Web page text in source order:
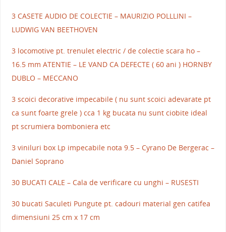
3 CASETE AUDIO DE COLECTIE – MAURIZIO POLLLINI –
LUDWIG VAN BEETHOVEN
3 locomotive pt. trenulet electric / de colectie scara ho –
16.5 mm ATENTIE – LE VAND CA DEFECTE ( 60 ani ) HORNBY
DUBLO – MECCANO
3 scoici decorative impecabile ( nu sunt scoici adevarate pt
ca sunt foarte grele ) cca 1 kg bucata nu sunt ciobite ideal
pt scrumiera bomboniera etc
3 viniluri box Lp impecabile nota 9.5 – Cyrano De Bergerac –
Daniel Soprano
30 BUCATI CALE – Cala de verificare cu unghi – RUSESTI
30 bucati Saculeti Pungute pt. cadouri material gen catifea
dimensiuni 25 cm x 17 cm